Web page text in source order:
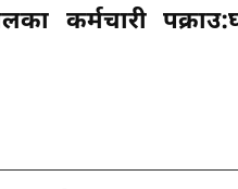
कर्मचारी